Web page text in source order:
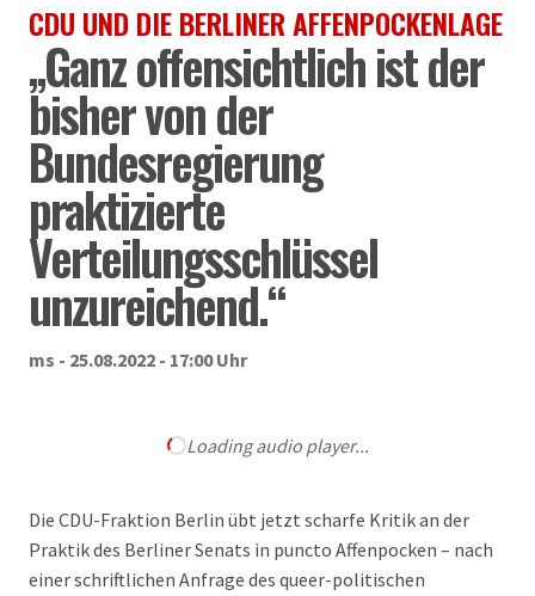
CDU UND DIE BERLINER AFFENPOCKENLAGE
„Ganz offensichtlich ist der
bisher von der
Bundesregierung
praktizierte
Verteilungsschlüssel
unzureichend.“
ms - 25.08.2022 - 17:00 Uhr
Loading audio player...
Die CDU-Fraktion Berlin übt jetzt scharfe Kritik an der
Praktik des Berliner Senats in puncto Affenpocken – nach
einer schriftlichen Anfrage des queer-politischen